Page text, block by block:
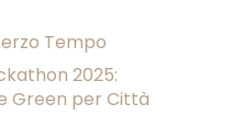
Tempo
2025:
Green per Città